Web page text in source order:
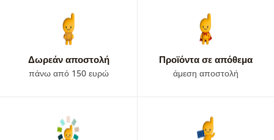
Δωρεάν αποστολή
πάνω από 150 ευρώ
Προϊόντα σε απόθεμα
άμεση αποστολή